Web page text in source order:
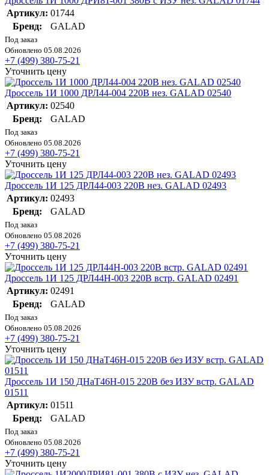
Артикул: 01744
Бренд:
GALAD
Под заказ
Обновлено 05.08.2026
+7 (499) 380-75-21
Уточнить цену
Дроссель 1И 1000 ДРЛ44-004 220В нез. GALAD 02540
Артикул: 02540
Бренд:
GALAD
Под заказ
Обновлено 05.08.2026
+7 (499) 380-75-21
Уточнить цену
Дроссель 1И 125 ДРЛ44-003 220В нез. GALAD 02493
Артикул: 02493
Бренд:
GALAD
Под заказ
Обновлено 05.08.2026
+7 (499) 380-75-21
Уточнить цену
Дроссель 1И 125 ДРЛ44Н-003 220В встр. GALAD 02491
Артикул: 02491
Бренд:
GALAD
Под заказ
Обновлено 05.08.2026
+7 (499) 380-75-21
Уточнить цену
Дроссель 1И 150 ДНаТ46Н-015 220В без ИЗУ встр. GALAD
01511
Артикул: 01511
Бренд:
GALAD
Под заказ
Обновлено 05.08.2026
+7 (499) 380-75-21
Уточнить цену